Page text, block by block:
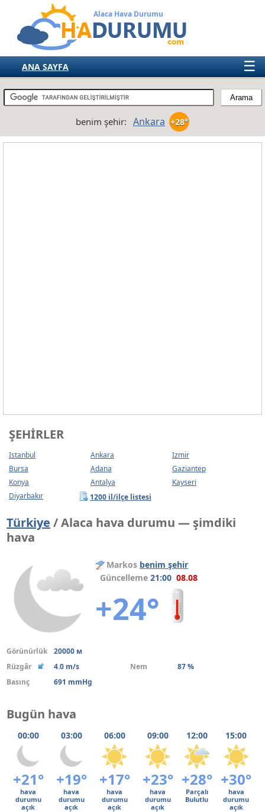
Alaca Hava Durumu
☰
ANA SAYFA
TÜRKİYE
AVRUPA
benim şehir: Ankara +28°
ŞEHIRLER
Istanbul Ankara
Izmir
Bursa
Adana
Gaziantep
Konya
Antalya
Kayseri
Diyarbakır
1200 il/ilçe listesi
Türkiye / Alaca hava durumu — şimdiki
hava
Markos benim şehir
Güncelleme21:00 08.08
+24°
Görünürlük
20000 м
Rüzgâr
4.0 m/s Nem
87 %
Basınç
691 mmHg
Bugün hava
00:00 03:00 06:00 09:00 12:00 15:00
+21° +19° +17° +23° +28° +30°
hava
durumu
açık
hava
durumu
açık
hava
durumu
açık
hava
durumu
açık
Parçalı
Bulutlu
hava
durumu
açık